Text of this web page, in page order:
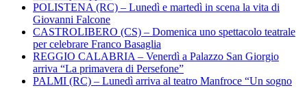
POLISTENA (RC) – Lunedì e martedì in scena la vita di
Giovanni Falcone
CASTROLIBERO (CS) – Domenica uno spettacolo teatrale
per celebrare Franco Basaglia
REGGIO CALABRIA – Venerdì a Palazzo San Giorgio
arriva “La primavera di Persefone”
PALMI (RC) – Lunedì arriva al teatro Manfroce “Un sogno